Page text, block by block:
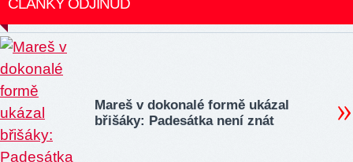
ČLÁNKY ODJINUD
Mareš v dokonalé formě ukázal
břišáky: Padesátka není znát